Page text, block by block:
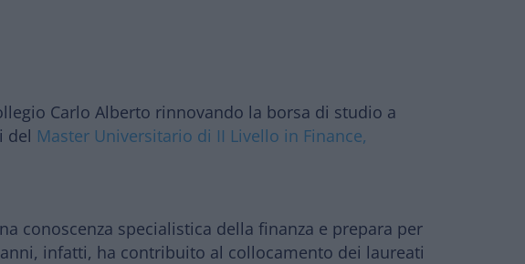
Carlo Alberto rinnovando la borsa di studio a
del Master Universitario di II Livello in Finance,
conoscenza specialistica della finanza e prepara per
infatti, ha contribuito al collocamento dei laureati